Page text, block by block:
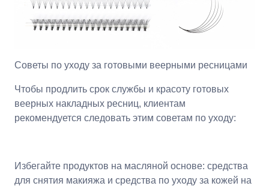
Советы по уходу за готовыми веерными ресницами
Чтобы продлить срок службы и красоту готовых
веерных накладных ресниц, клиентам
рекомендуется следовать этим советам по уходу:
Избегайте продуктов на масляной основе: средства
для снятия макияжа и средства по уходу за кожей на